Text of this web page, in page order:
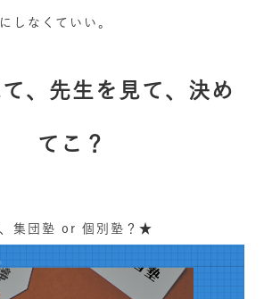
しなくていい。
、先生を見て、決め
てこ？
集団塾 or 個別塾？★